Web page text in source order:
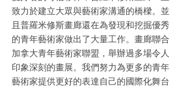
致力於建立大眾與藝術家溝通的橋樑。並
且普羅米修斯畫廊還在為發現和挖掘優秀
的青年藝術家做出了大量工作。畫廊聯合
加拿大青年藝術家聯盟，舉辦過多場令人
印象深刻的畫展。我們努力為更多的青年
藝術家提供更好的表達自己的國際化舞台